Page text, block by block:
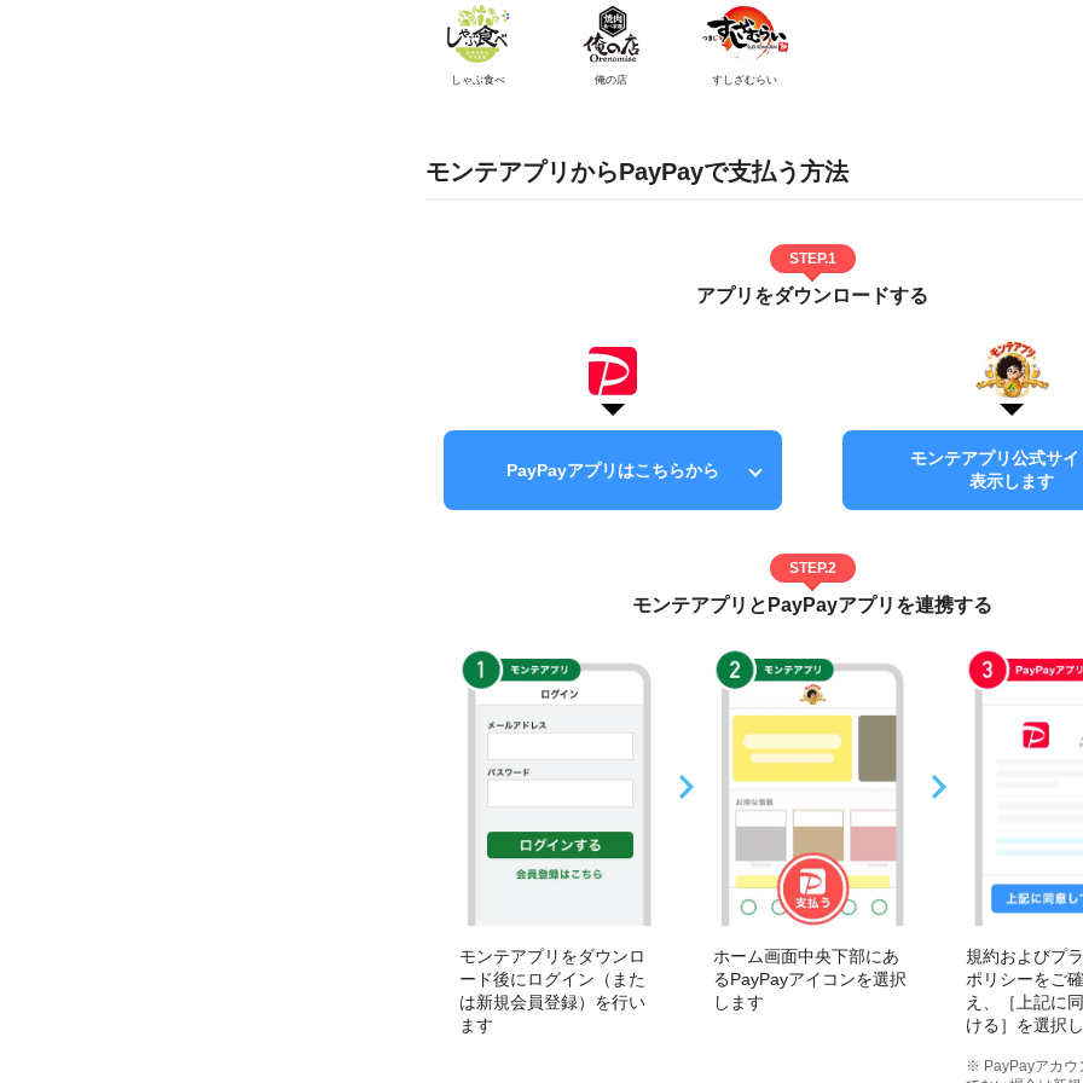
しゃぶ食べ 俺の店 すしざむらい
モンテアプリからPayPayで支払う方法
STEP.1
アプリをダウンロードする
PayPayアプリはこちらから
モンテアプリ公式サ
表示します
STEP.2
モンテアプリとPayPayアプリを連携する
モンテアプリをダウンロ
ード後にログイン（また
は新規会員登録）を行い
ます
ホーム画面中央下部にあ
るPayPayアイコンを選択
します
規約およびプ
ポリシーをご
え、［上記に
ける］を選択
※ PayPayアカウ